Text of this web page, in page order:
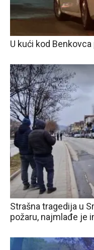
U kući kod
Strašna tragedija u
požaru, najmlađe je